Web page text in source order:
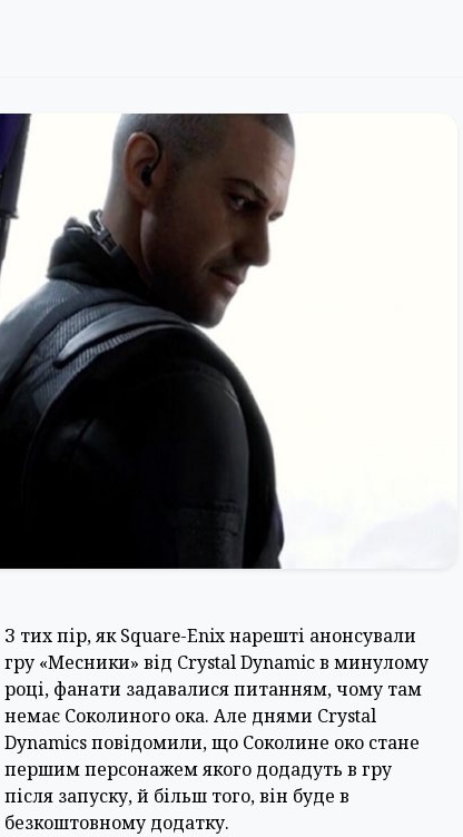
З тих пір, як Square-Enix нарешті анонсували
гру «Месники» від Crystal Dynamic в минулому
році, фанати задавалися питанням, чому там
немає Соколиного ока. Але днями Crystal
Dynamics повідомили, що Соколине око стане
першим персонажем якого додадуть в гру
після запуску, й більш того, він буде в
безкоштовному додатку.